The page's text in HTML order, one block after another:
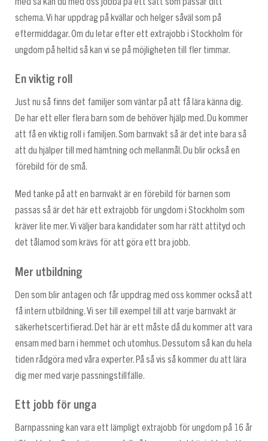
schema. Vi har uppdrag på kvällar och helger såväl som på
eftermiddagar. Om du letar efter ett extrajobb i Stockholm för
ungdom på heltid så kan vi se på möjligheten till fler timmar.
En viktig roll
Just nu så finns det familjer som väntar på att få lära känna dig.
De har ett eller flera barn som de behöver hjälp med. Du kommer
att få en viktig roll i familjen. Som barnvakt så är det inte bara så
att du hjälper till med hämtning och mellanmål. Du blir också en
förebild för de små.
Med tanke på att en barnvakt är en förebild för barnen som
passas så är det här ett extrajobb för ungdom i Stockholm som
kräver lite mer. Vi väljer bara kandidater som har rätt attityd och
det tålamod som krävs för att göra ett bra jobb.
Mer utbildning
Den som blir antagen och får uppdrag med oss kommer också att
få intern utbildning. Vi ser till exempel till att varje barnvakt är
säkerhetscertifierad. Det här är ett måste då du kommer att vara
ensam med barn i hemmet och utomhus. Dessutom så kan du hela
tiden rådgöra med våra experter. På så vis så kommer du att lära
dig mer med varje passningstillfälle.
Ett jobb för unga
Barnpassning kan vara ett lämpligt extrajobb för ungdom på 16 år